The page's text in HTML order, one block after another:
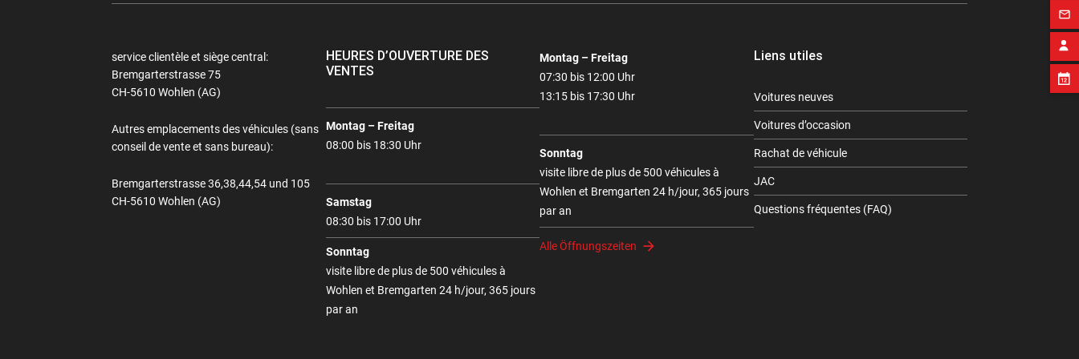
mail_outline
service clientèle et siège central:
Bremgarterstrasse 75
CH-5610 Wohlen (AG)
Autres emplacements des véhicules (sans
conseil de vente et sans bureau):
Bremgarterstrasse 36,38,44,54 und 105
CH-5610 Wohlen (AG)
HEURES D’OUVERTURE DES
VENTES
Montag – Freitag
08:00 bis 18:30 Uhr
Samstag
08:30 bis 17:00 Uhr
Sonntag
visite libre de plus de 500 véhicules à
Wohlen et Bremgarten 24 h/jour, 365 jours
par an
Montag – Freitag
07:30 bis 12:00 Uhr
13:15 bis 17:30 Uhr
Sonntag
visite libre de plus de 500 véhicules à
Wohlen et Bremgarten 24 h/jour, 365 jours
par an
Alle Öffnungszeiten
Liens utiles
Voitures neuves
Voitures d’occasion
Rachat de véhicule
JAC
Questions fréquentes (FAQ)